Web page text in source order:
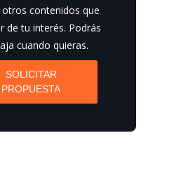
contenidos que
de tu interés. Podrás
cuando quieras.
SOLICITAR
PROPUESTA